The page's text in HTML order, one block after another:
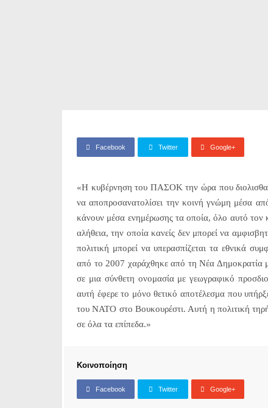
Facebook Twitter Google+
«Η κυβέρνηση του ΠΑΣΟΚ την ώρα που
να αποπροσανατολίσει την κοινή γνώμη μέσα
κάνουν μέσα ενημέρωσης τα οποία, όλο αυτό τον
αλήθεια, την οποία κανείς δεν μπορεί να
πολιτική μπορεί να υπερασπίζεται τα εθνικά
από το 2007 χαράχθηκε από τη Νέα Δημοκρατία
σε μια σύνθετη ονομασία με γεωγραφικό
αυτή έφερε το μόνο θετικό αποτέλεσμα που
του ΝΑΤΟ στο Βουκουρέστι. Αυτή η πολιτική
σε όλα τα επίπεδα.»
Κοινοποίηση
Facebook Twitter Google+